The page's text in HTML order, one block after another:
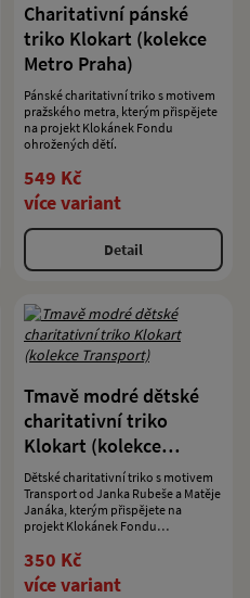
Charitativní pánské
triko Klokart (kolekce
Metro Praha)
Pánské charitativní triko s motivem
pražského metra, kterým přispějete
na projekt Klokánek Fondu
ohrožených dětí.
549 Kč
více variant
Detail
Tmavě modré dětské
charitativní triko
Klokart (kolekce
Transport)
Dětské charitativní triko s motivem
Transport od Janka Rubeše a Matěje
Janáka, kterým přispějete na
projekt Klokánek Fondu
350 Kč
více variant